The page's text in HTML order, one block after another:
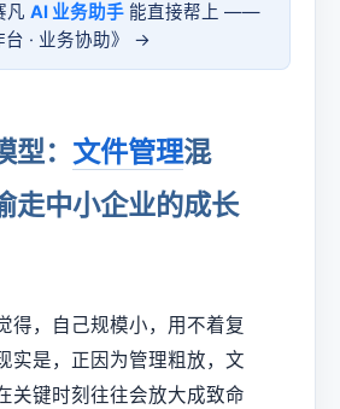
凡 AI 业务助手 能直接帮上 ——
· 业务协助》 →
型： 文件管理混
走中小企业的成长
得，自己规模小，用不着复
实是，正因为管理粗放，文
关键时刻往往会放大成致命